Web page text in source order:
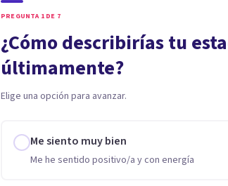
PREGUNTA 1 DE 7
¿Cómo describirías tu
últimamente?
Elige una opción para avanzar.
Me siento muy bien
Me he sentido positivo/a y con energía